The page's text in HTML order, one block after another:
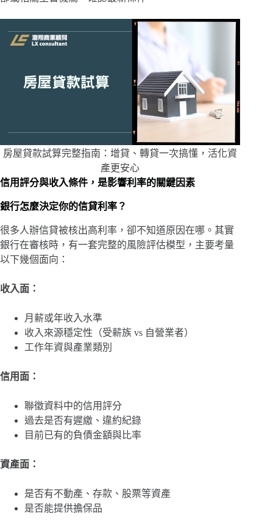
房屋貸款試算完整指南：增貸、轉貸一次搞懂，活化資
產更安心
信用評分與收入條件，是影響利率的關鍵因素
銀行怎麼決定你的信貸利率？
很多人辦信貸被核出高利率，卻不知道原因在哪。其實
銀行在審核時，有一套完整的風險評估模型，主要考量
以下幾個面向：
收入面：
月薪或年收入水準
收入來源穩定性（受薪族 vs 自營業者）
工作年資與產業類別
信用面：
聯徵資料中的信用評分
過去是否有遲繳、違約紀錄
目前已有的負債金額與比率
資產面：
是否有不動產、存款、股票等資產
是否能提供擔保品